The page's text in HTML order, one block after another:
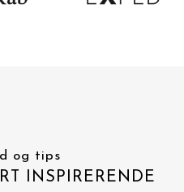
og tips
INSPIRERENDE